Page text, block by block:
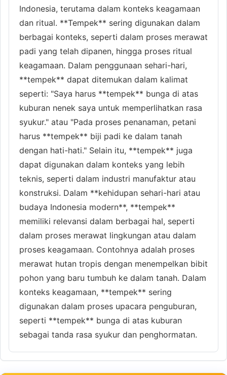
Indonesia, terutama dalam konteks keagamaan
dan ritual. **Tempek** sering digunakan dalam
berbagai konteks, seperti dalam proses merawat
padi yang telah dipanen, hingga proses ritual
keagamaan. Dalam penggunaan sehari-hari,
**tempek** dapat ditemukan dalam kalimat
seperti: "Saya harus **tempek** bunga di atas
kuburan nenek saya untuk memperlihatkan rasa
syukur." atau "Pada proses penanaman, petani
harus **tempek** biji padi ke dalam tanah
dengan hati-hati." Selain itu, **tempek** juga
dapat digunakan dalam konteks yang lebih
teknis, seperti dalam industri manufaktur atau
konstruksi. Dalam **kehidupan sehari-hari atau
budaya Indonesia modern**, **tempek**
memiliki relevansi dalam berbagai hal, seperti
dalam proses merawat lingkungan atau dalam
proses keagamaan. Contohnya adalah proses
merawat hutan tropis dengan menempelkan bibit
pohon yang baru tumbuh ke dalam tanah. Dalam
konteks keagamaan, **tempek** sering
digunakan dalam proses upacara penguburan,
seperti **tempek** bunga di atas kuburan
sebagai tanda rasa syukur dan penghormatan.